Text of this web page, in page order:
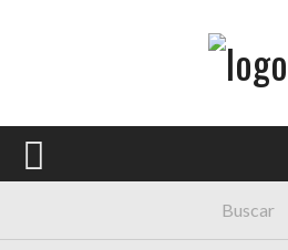
PORTADA
FESTIVALES